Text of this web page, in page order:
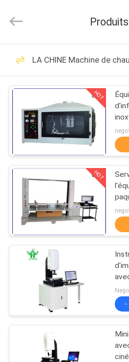
MAISON
PRODUITS
SHOW
AU
SUJET
NOUS
VISITE
D'USINE
CONTACTEZ-
NOUVELLES
INSTRUMENT
Rights
Équipement
Appareil de
vertical
appareil de
horizontal
Produits
LA CHINE Machine de
HOT
HOT
-